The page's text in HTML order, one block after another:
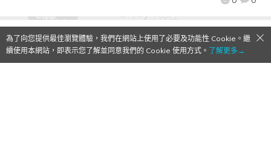
為了向您提供最佳瀏覽體驗，我們在網站上使用了必要及功能性 Cookie。繼
續使用本網站，即表示您了解並同意我們的 Cookie 使用方式。 了解更多→